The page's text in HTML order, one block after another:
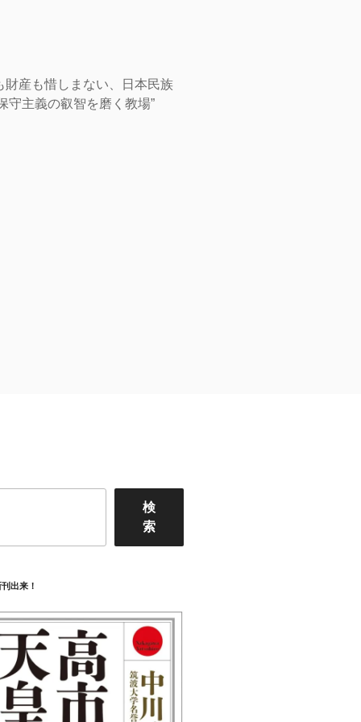
産も惜しまない、日本民族
守主義の叡智を磨く教場”
検
索
出来！